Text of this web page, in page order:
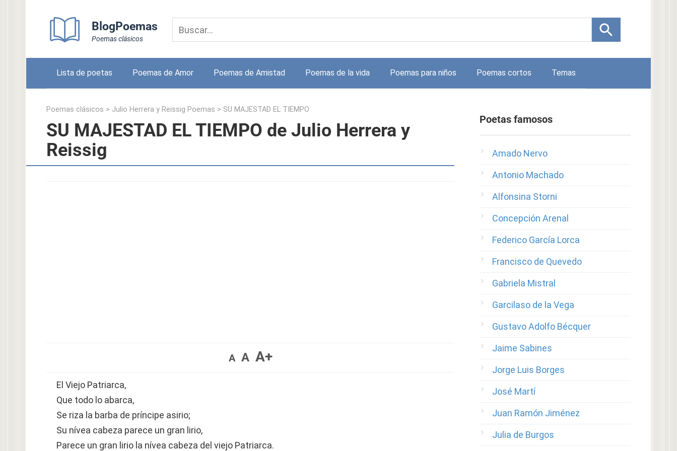
BlogPoemas
Poemas clásicos
Lista de poetas Poemas de Amor Poemas de Amistad Poemas de la vida Poemas para niños Poemas cortos Temas
Poemas clásicos > Julio Herrera y Reissig Poemas > SU MAJESTAD EL TIEMPO
SU MAJESTAD EL TIEMPO de Julio Herrera y
Reissig
A A A+
El Viejo Patriarca,
Que todo lo abarca,
Se riza la barba de príncipe asirio;
Su nívea cabeza parece un gran lirio,
Parece un gran lirio la nívea cabeza del viejo Patriarca.
Poetas famosos
Amado Nervo
Antonio Machado
Alfonsina Storni
Concepción Arenal
Federico García Lorca
Francisco de Quevedo
Gabriela Mistral
Garcilaso de la Vega
Gustavo Adolfo Bécquer
Jaime Sabines
Jorge Luis Borges
José Martí
Juan Ramón Jiménez
Julia de Burgos